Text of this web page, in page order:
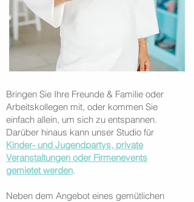
Bringen Sie Ihre Freunde & Familie oder
Arbeitskollegen mit, oder kommen Sie
einfach allein, um sich zu entspannen.
Darüber hinaus kann unser Studio für
Kinder- und Jugendpartys, private
Veranstaltungen oder Firmenevents
gemietet werden.
Neben dem Angebot eines gemütlichen